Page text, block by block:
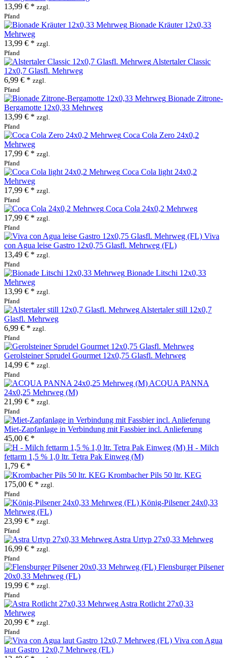
13,99 € * zzgl.
Pfand
Bionade Kräuter 12x0,33
Mehrweg
13,99 € * zzgl.
Pfand
Alstertaler Classic
12x0,7 Glasfl. Mehrweg
6,99 € * zzgl.
Pfand
Bionade Zitrone-
Bergamotte 12x0,33 Mehrweg
13,99 € * zzgl.
Pfand
Coca Cola Zero 24x0,2
Mehrweg
17,99 € * zzgl.
Pfand
Coca Cola light 24x0,2
Mehrweg
17,99 € * zzgl.
Pfand
Coca Cola 24x0,2 Mehrweg
17,99 € * zzgl.
Pfand
Viva
con Agua leise Gastro 12x0,75 Glasfl. Mehrweg (FL)
13,49 € * zzgl.
Pfand
Bionade Litschi 12x0,33
Mehrweg
13,99 € * zzgl.
Pfand
Alstertaler still 12x0,7
Glasfl. Mehrweg
6,99 € * zzgl.
Pfand
Gerolsteiner Sprudel Gourmet 12x0,75 Glasfl. Mehrweg
14,99 € * zzgl.
Pfand
ACQUA PANNA
24x0,25 Mehrweg (M)
21,99 € * zzgl.
Pfand
Miet-Zapfanlage in Verbindung mit Fassbier incl. Anlieferung
45,00 € *
H - Milch
fettarm 1,5 % 1,0 ltr. Tetra Pak Einweg (M)
1,79 € *
Krombacher Pils 50 ltr. KEG
175,00 € * zzgl.
Pfand
König-Pilsener 24x0,33
Mehrweg (FL)
23,99 € * zzgl.
Pfand
Astra Urtyp 27x0,33 Mehrweg
16,99 € * zzgl.
Pfand
Flensburger Pilsener
20x0,33 Mehrweg (FL)
19,99 € * zzgl.
Pfand
Astra Rotlicht 27x0,33
Mehrweg
20,99 € * zzgl.
Pfand
Viva con Agua
laut Gastro 12x0,7 Mehrweg (FL)